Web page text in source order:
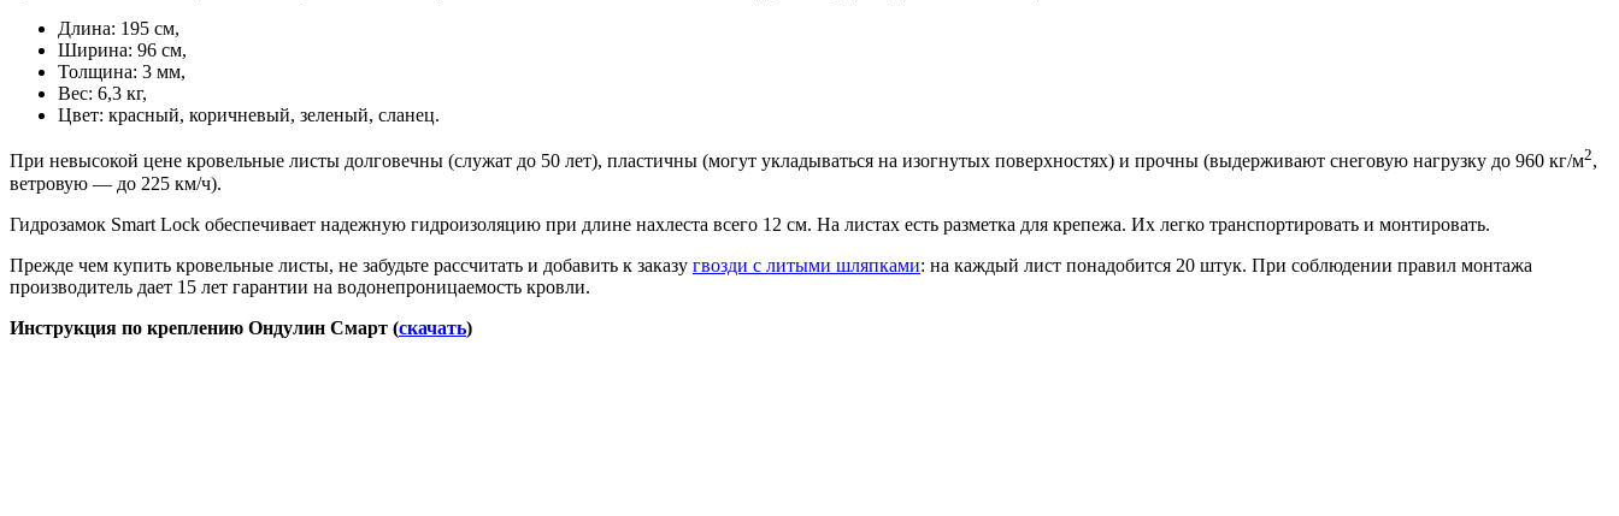
Длина: 195 см,
Ширина: 96 см,
Толщина: 3 мм,
Вес: 6,3 кг,
Цвет: красный, коричневый, зеленый, сланец.
При невысокой цене кровельные листы долговечны (служат до 50 лет), пластичны (могут укладываться на изогнутых поверхностях) и прочны (выдерживают снеговую нагрузку до 960 кг/м2,
ветровую — до 225 км/ч).
Гидрозамок Smart Lock обеспечивает надежную гидроизоляцию при длине нахлеста всего 12 см. На листах есть разметка для крепежа. Их легко транспортировать и монтировать.
Прежде чем купить кровельные листы, не забудьте рассчитать и добавить к заказу гвозди с литыми шляпками: на каждый лист понадобится 20 штук. При соблюдении правил монтажа
производитель дает 15 лет гарантии на водонепроницаемость кровли.
Инструкция по креплению Ондулин Смарт (скачать)